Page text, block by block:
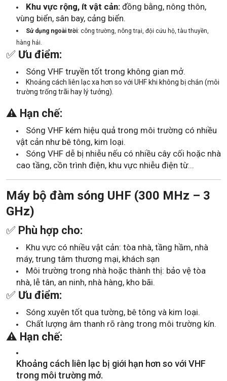
Khu vực rộng, ít vật cản: đồng bằng, nông thôn,
vùng biển, sân bay, cảng biển.
Sử dụng ngoài trời: công trường, nông trại, đội cứu hộ, tàu thuyền,
hàng hải.
✅ Ưu điểm:
Sóng VHF truyền tốt trong không gian mở.
Khoảng cách liên lạc xa hơn so với UHF khi không bị chắn (môi
trường trống trãi hay lý tưởng).
⚠️ Hạn chế:
Sóng VHF kém hiệu quả trong môi trường có nhiều
vật cản như bê tông, kim loại.
Sóng VHF dễ bị nhiễu nếu có nhiều cây cối hoặc nhà
cao tầng, cồn trình điện, khu vực nhiễu điện từ...
Máy bộ đàm sóng UHF (300 MHz – 3
GHz)
✅ Phù hợp cho:
Khu vực có nhiều vật cản: tòa nhà, tầng hầm, nhà
máy, trung tâm thương mại, khách sạn
Môi trường trong nhà hoặc thành thị: bảo vệ tòa
nhà, lễ tân, an ninh, nhà hàng, kho bãi.
✅ Ưu điểm:
Sóng xuyên tốt qua tường, bê tông và kim loại.
Chất lượng âm thanh rõ ràng trong môi trường kín.
⚠️ Hạn chế:
Khoảng cách liên lạc bị giới hạn hơn so với VHF
trong môi trường mở.